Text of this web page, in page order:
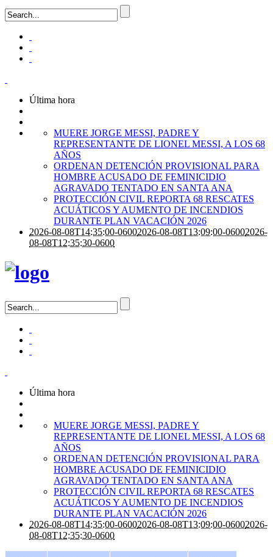
Última hora
MUERE JORGE MESSI, PADRE Y
REPRESENTANTE DE LIONEL MESSI, A LOS 68
AÑOS
ORDENAN DETENCIÓN PROVISIONAL PARA
HOMBRE ACUSADO DE FEMINICIDIO
AGRAVADO TENTADO EN SANTA ANA
PROTECCIÓN CIVIL REPORTA 68 RESCATES
ACUÁTICOS Y AUMENTO DE INCENDIOS
DURANTE PLAN VACACIÓN 2026
2026-08-08T14:35:00-06002026-08-08T13:09:00-06002026-
08-08T12:35:30-0600
Última hora
MUERE JORGE MESSI, PADRE Y
REPRESENTANTE DE LIONEL MESSI, A LOS 68
AÑOS
ORDENAN DETENCIÓN PROVISIONAL PARA
HOMBRE ACUSADO DE FEMINICIDIO
AGRAVADO TENTADO EN SANTA ANA
PROTECCIÓN CIVIL REPORTA 68 RESCATES
ACUÁTICOS Y AUMENTO DE INCENDIOS
DURANTE PLAN VACACIÓN 2026
2026-08-08T14:35:00-06002026-08-08T13:09:00-06002026-
08-08T12:35:30-0600